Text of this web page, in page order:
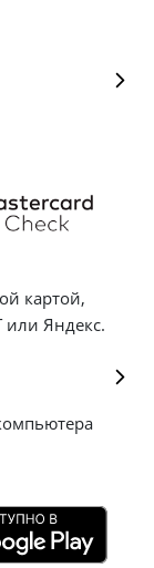
картой,
или Яндекс.